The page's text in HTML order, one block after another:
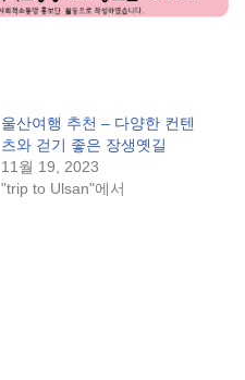
울산여행 추천 – 다양한 컨텐
츠와 걷기 좋은 장생옛길
11월 19, 2023
"trip to Ulsan"에서